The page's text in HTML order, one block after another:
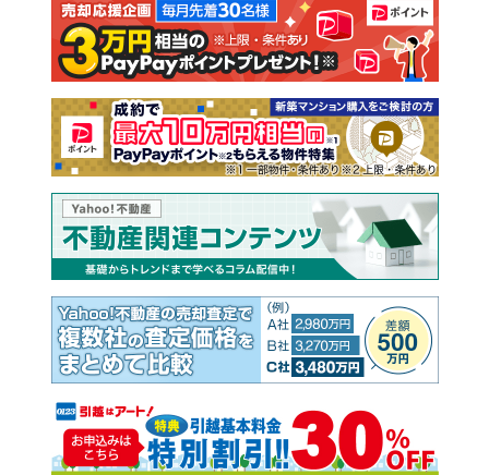
注文住宅 土地
売却査定